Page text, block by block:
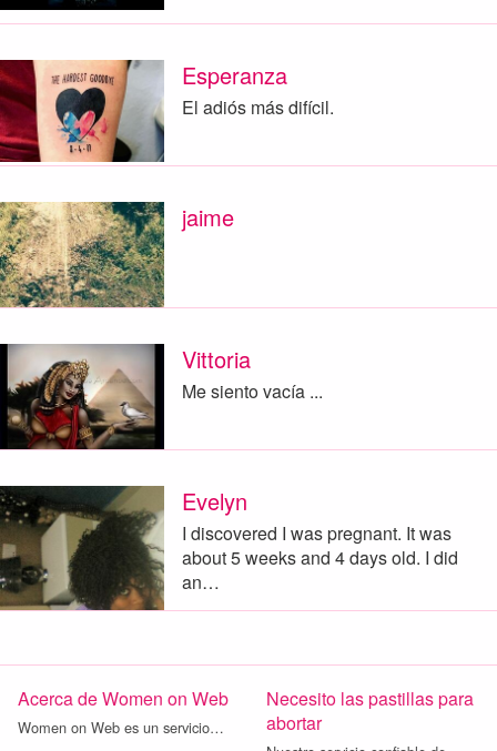
Esperanza
El adiós más difícil.
jaime
Vittoria
Me siento vacía ...
Evelyn
I discovered I was pregnant. It was
about 5 weeks and 4 days old. I did
an…
Acerca de Women on Web
Women on Web es un servicio…
Necesito las pastillas para
abortar